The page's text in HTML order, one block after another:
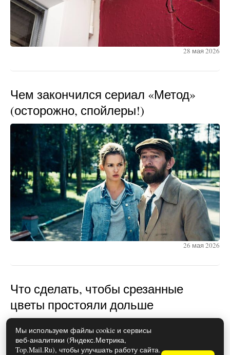
28 мая 2026
Чем закончился сериал «Метод»
(осторожно, спойлеры!)
26 мая 2026
Что сделать, чтобы срезанные
цветы простояли дольше
Мы используем файлы cookie и сервисы
веб-аналитики (Яндекс.Метрика,
Top.Mail.Ru), чтобы улучшать работу сайта.